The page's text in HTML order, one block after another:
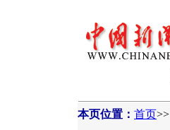
本页位置： 首页>>